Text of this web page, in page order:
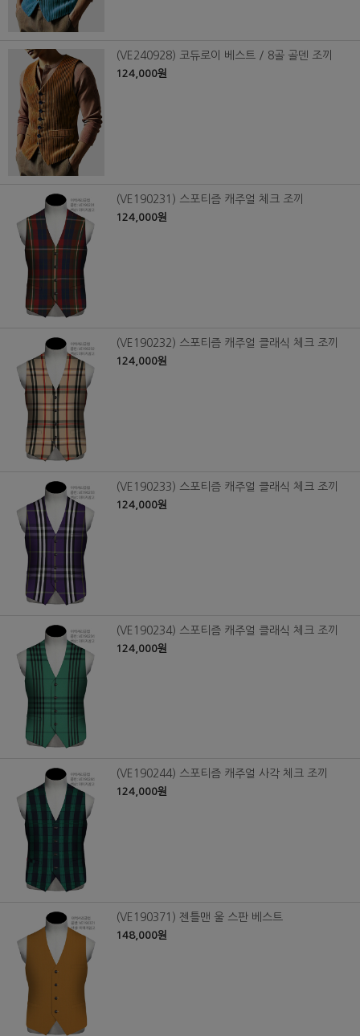
(VE240928) 코듀로이 베스트 / 8골 골덴 조끼
124,000원
(VE190231) 스포티즘 캐주얼 체크 조끼
124,000원
(VE190232) 스포티즘 캐주얼 클래식 체크 조끼
124,000원
(VE190233) 스포티즘 캐주얼 클래식 체크 조끼
124,000원
(VE190234) 스포티즘 캐주얼 클래식 체크 조끼
124,000원
(VE190244) 스포티즘 캐주얼 사각 체크 조끼
124,000원
(VE190371) 젠틀맨 울 스판 베스트
148,000원